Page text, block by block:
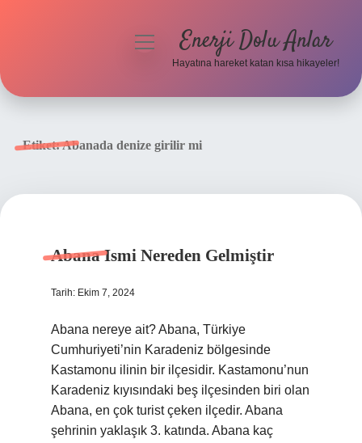
menüyüEnerji Dolu Anlar
Hayatına hareket katan kısa hikayeler!
Etiket:Abanada denize girilir mi
Abana Ismi Nereden Gelmiştir
Tarih: Ekim 7, 2024
Abana nereye ait? Abana, Türkiye
Cumhuriyeti’nin Karadeniz bölgesinde
Kastamonu ilinin bir ilçesidir. Kastamonu’nun
Karadeniz kıyısındaki beş ilçesinden biri olan
Abana, en çok turist çeken ilçedir. Abana
şehrinin yaklaşık 3. katında. Abana kaç